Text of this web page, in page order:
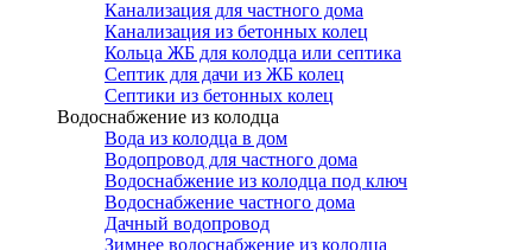
Канализация для частного дома
Канализация из бетонных колец
Кольца ЖБ для колодца или септика
Септик для дачи из ЖБ колец
Септики из бетонных колец
Водоснабжение из колодца
Вода из колодца в дом
Водопровод для частного дома
Водоснабжение из колодца под ключ
Водоснабжение частного дома
Дачный водопровод
Зимнее водоснабжение из колодца